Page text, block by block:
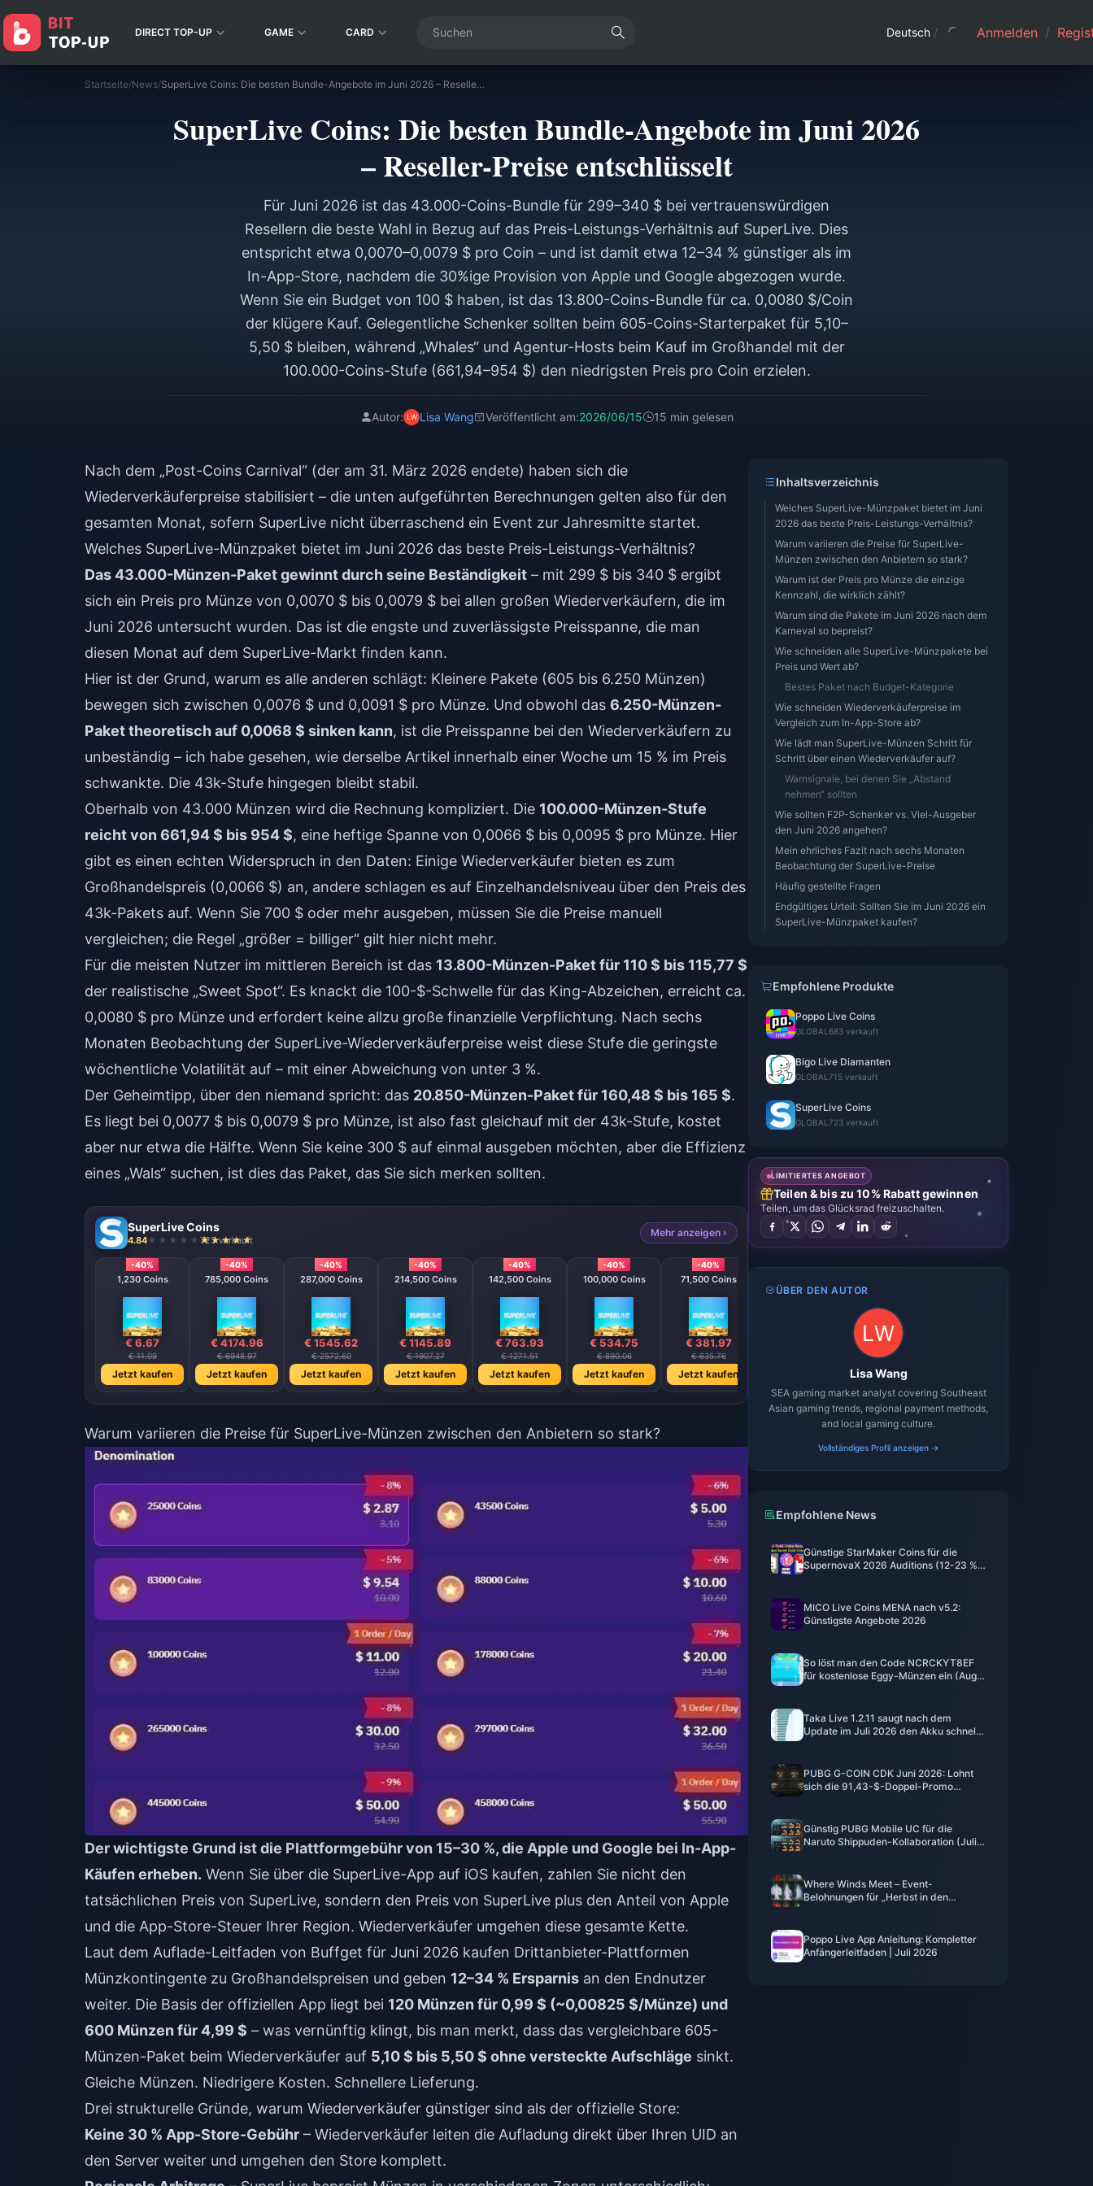
DIRECT TOP-UP GAME CARD Deutsch / Anmelden /
Startseite/News/ SuperLive Coins: Die besten Bundle-Angebote im Juni 2026 – Reseller-Preise entschlüsselt
SuperLive Coins: Die besten Bundle-Angebote im Juni 2026
– Reseller-Preise entschlüsselt
Für Juni 2026 ist das 43.000-Coins-Bundle für 299–340 $ bei vertrauenswürdigen
Resellern die beste Wahl in Bezug auf das Preis-Leistungs-Verhältnis auf SuperLive. Dies
entspricht etwa 0,0070–0,0079 $ pro Coin – und ist damit etwa 12–34 % günstiger als im
In-App-Store, nachdem die 30%ige Provision von Apple und Google abgezogen wurde.
Wenn Sie ein Budget von 100 $ haben, ist das 13.800-Coins-Bundle für ca. 0,0080 $/Coin
der klügere Kauf. Gelegentliche Schenker sollten beim 605-Coins-Starterpaket für 5,10–
5,50 $ bleiben, während „Whales“ und Agentur-Hosts beim Kauf im Großhandel mit der
100.000-Coins-Stufe (661,94–954 $) den niedrigsten Preis pro Coin erzielen.
Autor: Lisa Wang Veröffentlicht am:2026/06/15 15 min gelesen
Nach dem „Post-Coins Carnival“ (der am 31. März 2026 endete) haben sich die
Wiederverkäuferpreise stabilisiert – die unten aufgeführten Berechnungen gelten also für den
gesamten Monat, sofern SuperLive nicht überraschend ein Event zur Jahresmitte startet.
Welches SuperLive-Münzpaket bietet im Juni 2026 das beste Preis-Leistungs-Verhältnis?
Das 43.000-Münzen-Paket gewinnt durch seine Beständigkeit – mit 299 $ bis 340 $ ergibt
sich ein Preis pro Münze von 0,0070 $ bis 0,0079 $ bei allen großen Wiederverkäufern, die im
Juni 2026 untersucht wurden. Das ist die engste und zuverlässigste Preisspanne, die man
diesen Monat auf dem SuperLive-Markt finden kann.
Hier ist der Grund, warum es alle anderen schlägt: Kleinere Pakete (605 bis 6.250 Münzen)
bewegen sich zwischen 0,0076 $ und 0,0091 $ pro Münze. Und obwohl das 6.250-Münzen-
Paket theoretisch auf 0,0068 $ sinken kann, ist die Preisspanne bei den Wiederverkäufern zu
unbeständig – ich habe gesehen, wie derselbe Artikel innerhalb einer Woche um 15 % im Preis
schwankte. Die 43k-Stufe hingegen bleibt stabil.
Oberhalb von 43.000 Münzen wird die Rechnung kompliziert. Die 100.000-Münzen-Stufe
reicht von 661,94 $ bis 954 $, eine heftige Spanne von 0,0066 $ bis 0,0095 $ pro Münze. Hier
gibt es einen echten Widerspruch in den Daten: Einige Wiederverkäufer bieten es zum
Großhandelspreis (0,0066 $) an, andere schlagen es auf Einzelhandelsniveau über den Preis des
43k-Pakets auf. Wenn Sie 700 $ oder mehr ausgeben, müssen Sie die Preise manuell
vergleichen; die Regel „größer = billiger“ gilt hier nicht mehr.
Für die meisten Nutzer im mittleren Bereich ist das 13.800-Münzen-Paket für 110 $ bis 115,77 $
der realistische „Sweet Spot“. Es knackt die 100-$-Schwelle für das King-Abzeichen, erreicht ca.
0,0080 $ pro Münze und erfordert keine allzu große finanzielle Verpflichtung. Nach sechs
Monaten Beobachtung der SuperLive-Wiederverkäuferpreise weist diese Stufe die geringste
wöchentliche Volatilität auf – mit einer Abweichung von unter 3 %.
Der Geheimtipp, über den niemand spricht: das 20.850-Münzen-Paket für 160,48 $ bis 165 $.
Es liegt bei 0,0077 $ bis 0,0079 $ pro Münze, ist also fast gleichauf mit der 43k-Stufe, kostet
aber nur etwa die Hälfte. Wenn Sie keine 300 $ auf einmal ausgeben möchten, aber die Effizienz
eines „Wals“ suchen, ist dies das Paket, das Sie sich merken sollten.
SuperLive Coins
4.84 723 verkauft
Mehr anzeigen ›
-40%
1,230 Coins
€ 6.67
€ 11.09
Jetzt kaufen
-40%
785,000 Coins
€ 4174.96
€ 6948.97
Jetzt kaufen
-40%
287,000 Coins
€ 1545.62
€ 2572.60
Jetzt kaufen
-40%
214,500 Coins
€ 1145.89
€ 1907.27
Jetzt kaufen
-40%
142,500 Coins
€ 763.93
€ 1271.51
Jetzt kaufen
-40%
100,000 Coins
€ 534.75
€ 890.06
Jetzt kaufen
-40%
71,500 Coins
€ 381.97
€ 635.76
Jetzt kaufen
€ 229.18
€ 381.45
Jetzt kaufen
Warum variieren die Preise für SuperLive-Münzen zwischen den Anbietern so stark?
Der wichtigste Grund ist die Plattformgebühr von 15–30 %, die Apple und Google bei In-App-
Käufen erheben. Wenn Sie über die SuperLive-App auf iOS kaufen, zahlen Sie nicht den
tatsächlichen Preis von SuperLive, sondern den Preis von SuperLive plus den Anteil von Apple
und die App-Store-Steuer Ihrer Region. Wiederverkäufer umgehen diese gesamte Kette.
Laut dem Auflade-Leitfaden von Buffget für Juni 2026 kaufen Drittanbieter-Plattformen
Münzkontingente zu Großhandelspreisen und geben 12–34 % Ersparnis an den Endnutzer
weiter. Die Basis der offiziellen App liegt bei 120 Münzen für 0,99 $ (~0,00825 $/Münze) und
600 Münzen für 4,99 $ – was vernünftig klingt, bis man merkt, dass das vergleichbare 605-
Münzen-Paket beim Wiederverkäufer auf 5,10 $ bis 5,50 $ ohne versteckte Aufschläge sinkt.
Gleiche Münzen. Niedrigere Kosten. Schnellere Lieferung.
Drei strukturelle Gründe, warum Wiederverkäufer günstiger sind als der offizielle Store:
Keine 30 % App-Store-Gebühr – Wiederverkäufer leiten die Aufladung direkt über Ihren UID an
den Server weiter und umgehen den Store komplett.
Inhaltsverzeichnis
Welches SuperLive-Münzpaket bietet im Juni
2026 das beste Preis-Leistungs-Verhältnis?
Warum variieren die Preise für SuperLive-
Münzen zwischen den Anbietern so stark?
Warum ist der Preis pro Münze die einzige
Kennzahl, die wirklich zählt?
Warum sind die Pakete im Juni 2026 nach dem
Karneval so bepreist?
Wie schneiden alle SuperLive-Münzpakete bei
Preis und Wert ab?
Bestes Paket nach Budget-Kategorie
Wie schneiden Wiederverkäuferpreise im
Vergleich zum In-App-Store ab?
Wie lädt man SuperLive-Münzen Schritt für
Schritt über einen Wiederverkäufer auf?
Warnsignale, bei denen Sie „Abstand
nehmen“ sollten
Wie sollten F2P-Schenker vs. Viel-Ausgeber
den Juni 2026 angehen?
Mein ehrliches Fazit nach sechs Monaten
Beobachtung der SuperLive-Preise
Häufig gestellte Fragen
Endgültiges Urteil: Sollten Sie im Juni 2026 ein
SuperLive-Münzpaket kaufen?
Empfohlene Produkte
Poppo Live Coins
GLOBAL 683 verkauft
Bigo Live Diamanten
GLOBAL 715 verkauft
SuperLive Coins
GLOBAL 723 verkauft
LIMITIERTES ANGEBOT
Teilen & bis zu 10% Rabatt gewinnen
Teilen, um das Glücksrad freizuschalten.
ÜBER DEN AUTOR
Lisa Wang
SEA gaming market analyst covering Southeast
Asian gaming trends, regional payment methods,
and local gaming culture.
Vollständiges Profil anzeigen →
Empfohlene News
Günstige StarMaker Coins für die
SupernovaX 2026 Auditions (12-23 %
MICO Live Coins MENA nach v5.2:
Günstigste Angebote 2026
So löst man den Code NCRCKYT8EF
für kostenlose Eggy-Münzen ein (Aug.
Taka Live 1.2.11 saugt nach dem
Update im Juli 2026 den Akku schnell
PUBG G-COIN CDK Juni 2026: Lohnt
sich die 91,43-$-Doppel-Promo
Günstig PUBG Mobile UC für die
Naruto Shippuden-Kollaboration (Juli
Where Winds Meet – Event-
Belohnungen für „Herbst in den
Poppo Live App Anleitung: Kompletter
Anfängerleitfaden | Juli 2026